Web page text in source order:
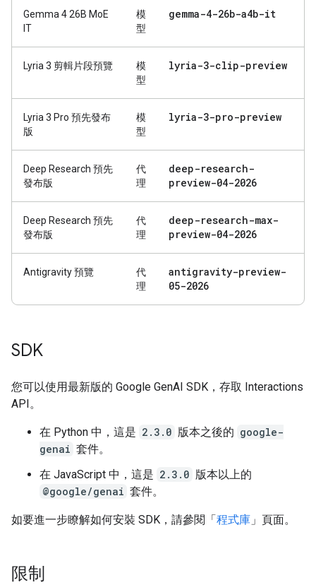
Gemma 4 26B MoE
IT
模
型
gemma-4-26b-a4b-it
Lyria 3 剪輯片段預覽
模
型
lyria-3-clip-preview
Lyria 3 Pro 預先發布
版
模
型
lyria-3-pro-preview
Deep Research 預先
發布版
代
理
deep-research-
preview-04-2026
Deep Research 預先
發布版
代
理
deep-research-max-
preview-04-2026
Antigravity 預覽
代
理
antigravity-preview-
05-2026
SDK
您可以使用最新版的 Google GenAI SDK，存取 Interactions
API。
在 Python 中，這是 2.3.0 版本之後的 google-
genai 套件。
在 JavaScript 中，這是 2.3.0 版本以上的
@google/genai 套件。
如要進一步瞭解如何安裝 SDK，請參閱「程式庫 」頁面。
限制